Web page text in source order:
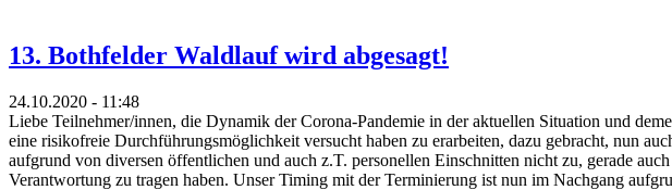
13. Bothfelder Waldlauf wird abgesagt!
24.10.2020 - 11:48
Liebe Teilnehmer/innen, die Dynamik der Corona-Pandemie in der aktuellen Situation und
eine risikofreie Durchführungsmöglichkeit versucht haben zu erarbeiten, dazu gebracht, nun
aufgrund von diversen öffentlichen und auch z.T. personellen Einschnitten nicht zu, gerade
Verantwortung zu tragen haben. Unser Timing mit der Terminierung ist nun im Nachgang